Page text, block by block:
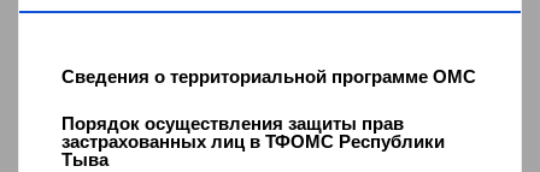
Сведения о территориальной программе ОМС
Порядок осуществления защиты прав
застрахованных лиц в ТФОМС Республики
Тыва